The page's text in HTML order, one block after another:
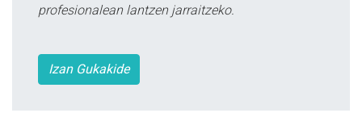
profesionalean lantzen jarraitzeko.
Izan Gukakide